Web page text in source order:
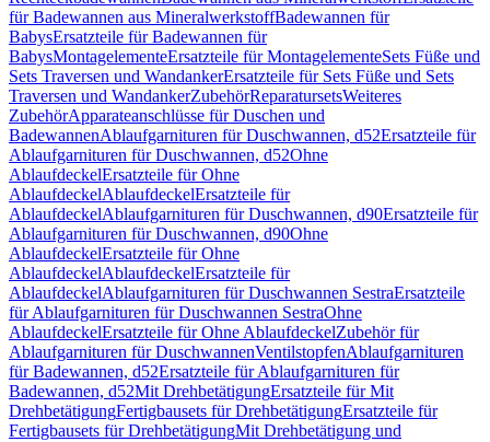
für Badewannen aus MineralwerkstoffBadewannen für
BabysErsatzteile für Badewannen für
BabysMontagelementeErsatzteile für MontagelementeSets Füße und
Sets Traversen und WandankerErsatzteile für Sets Füße und Sets
Traversen und WandankerZubehörReparatursetsWeiteres
ZubehörApparateanschlüsse für Duschen und
BadewannenAblaufgarnituren für Duschwannen, d52Ersatzteile für
Ablaufgarnituren für Duschwannen, d52Ohne
AblaufdeckelErsatzteile für Ohne
AblaufdeckelAblaufdeckelErsatzteile für
AblaufdeckelAblaufgarnituren für Duschwannen, d90Ersatzteile für
Ablaufgarnituren für Duschwannen, d90Ohne
AblaufdeckelErsatzteile für Ohne
AblaufdeckelAblaufdeckelErsatzteile für
AblaufdeckelAblaufgarnituren für Duschwannen SestraErsatzteile
für Ablaufgarnituren für Duschwannen SestraOhne
AblaufdeckelErsatzteile für Ohne AblaufdeckelZubehör für
Ablaufgarnituren für DuschwannenVentilstopfenAblaufgarnituren
für Badewannen, d52Ersatzteile für Ablaufgarnituren für
Badewannen, d52Mit DrehbetätigungErsatzteile für Mit
DrehbetätigungFertigbausets für DrehbetätigungErsatzteile für
Fertigbausets für DrehbetätigungMit Drehbetätigung und